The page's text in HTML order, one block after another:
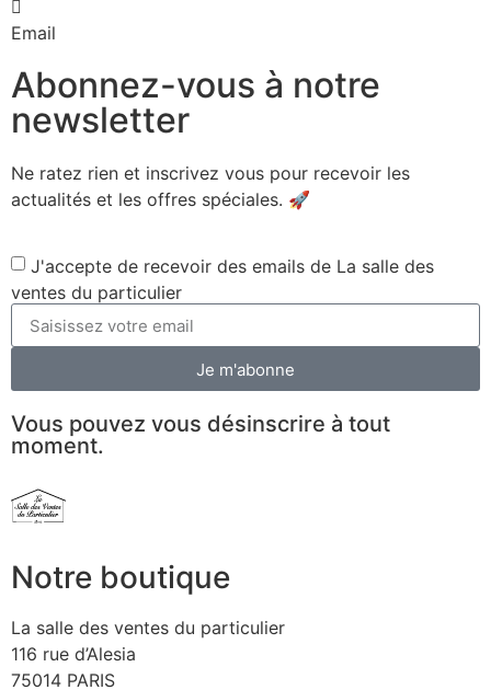
Email
Abonnez-vous à notre
newsletter
Ne ratez rien et inscrivez vous pour recevoir les
actualités et les offres spéciales. 🚀​
J'accepte de recevoir des emails de La salle des
ventes du particulier
Je m'abonne
Vous pouvez vous désinscrire à tout
moment.
Notre boutique
La salle des ventes du particulier
116 rue d’Alesia
75014 PARIS